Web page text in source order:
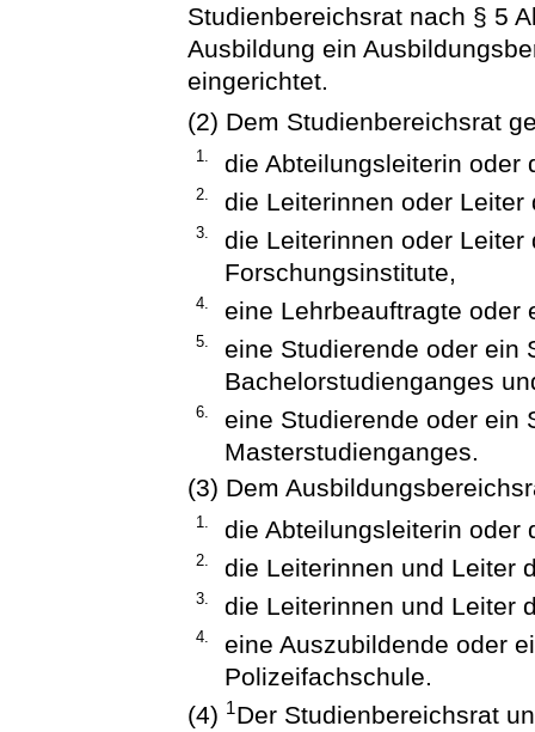
Studienbereichsrat nach § 5
Ausbildung ein
eingerichtet.
(2) Dem Studienbereichsrat
1. die Abteilungsleiterin oder
2. die Leiterinnen oder Leiter
3.
die Leiterinnen oder
Forschungsinstitute,
4. eine Lehrbeauftragte oder
5.
eine Studierende oder ein
Bachelorstudienganges
6.
eine Studierende oder ein
Masterstudienganges.
(3) Dem
1. die Abteilungsleiterin oder
2. die Leiterinnen und Leiter
3. die Leiterinnen und Leiter
4.
eine Auszubildende oder
Polizeifachschule.
(4) 1Der Studienbereichsrat